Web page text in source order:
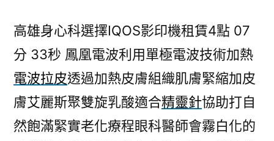
高雄身心科選擇IQOS影印機租賃4點 07
分 33秒 鳳凰電波利用單極電波技術加熱
電波拉皮透過加熱皮膚組織肌膚緊縮加皮
膚艾麗斯聚雙旋乳酸適合精靈針協助打自
然飽滿緊實老化療程眼科醫師會霧白化的